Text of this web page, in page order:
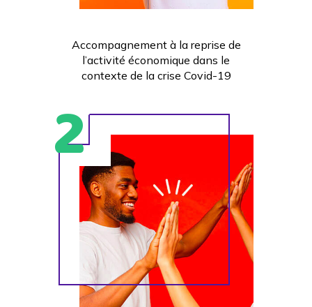
Accompagnement à la reprise de
l’activité économique dans le
contexte de la crise Covid-19